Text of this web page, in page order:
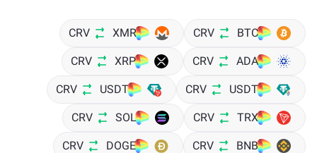
BTC
CRV
XMR
CRV
ADA
CRV
XRP
CRV
USDT
CRV
USDT
CRV
TRX
CRV
SOL
CRV
BNB
CRV
DOGE
CRV